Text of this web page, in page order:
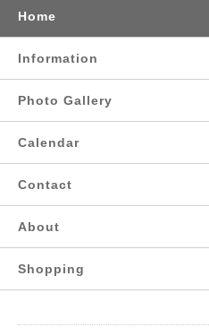
Home
Information
Photo Gallery
Calendar
Contact
About
Shopping